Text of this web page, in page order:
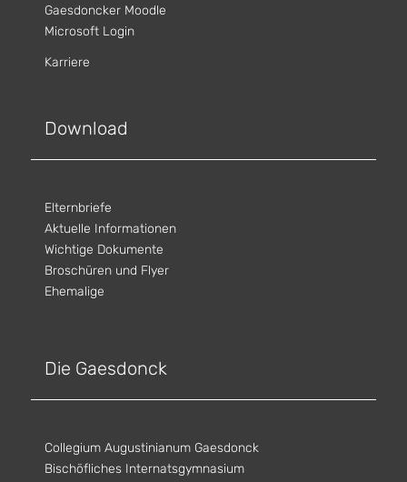
Gaesdoncker Moodle
Microsoft Login
Karriere
Download
Elternbriefe
Aktuelle Informationen
Wichtige Dokumente
Broschüren und Flyer
Ehemalige
Die Gaesdonck
Collegium Augustinianum Gaesdonck
Bischöfliches Internatsgymnasium